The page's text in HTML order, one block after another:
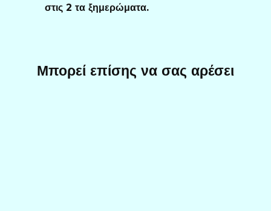
στις 2 τα ξημερώματα.
Μπορεί επίσης να σας αρέσει